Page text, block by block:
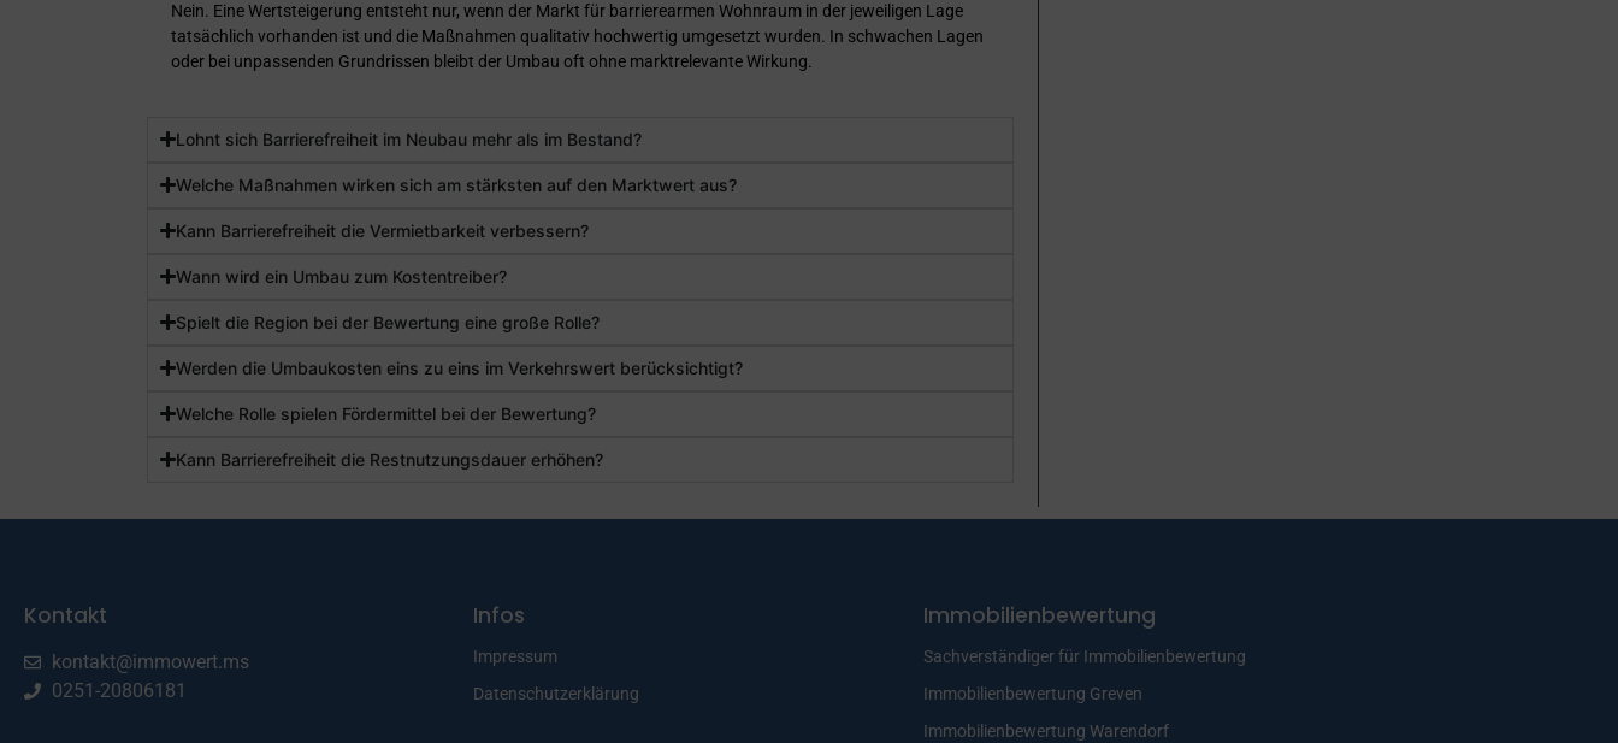
Nein. Eine Wertsteigerung entsteht nur, wenn der Markt für barrierearmen Wohnraum in der jeweiligen Lage
tatsächlich vorhanden ist und die Maßnahmen qualitativ hochwertig umgesetzt wurden. In schwachen Lagen
oder bei unpassenden Grundrissen bleibt der Umbau oft ohne marktrelevante Wirkung.
Lohnt sich Barrierefreiheit im Neubau mehr als im Bestand?
Welche Maßnahmen wirken sich am stärksten auf den Marktwert aus?
Kann Barrierefreiheit die Vermietbarkeit verbessern?
Wann wird ein Umbau zum Kostentreiber?
Spielt die Region bei der Bewertung eine große Rolle?
Werden die Umbaukosten eins zu eins im Verkehrswert berücksichtigt?
Welche Rolle spielen Fördermittel bei der Bewertung?
Kann Barrierefreiheit die Restnutzungsdauer erhöhen?
Kontakt
kontakt@immowert.ms
0251-20806181
Infos
Impressum
Datenschutzerklärung
Immobilienbewertung
Sachverständiger für Immobilienbewertung
Immobilienbewertung Greven
Immobilienbewertung Warendorf